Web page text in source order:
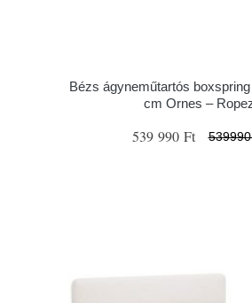
Bézs ágyneműtartós
cm Ornes –
539 990 Ft